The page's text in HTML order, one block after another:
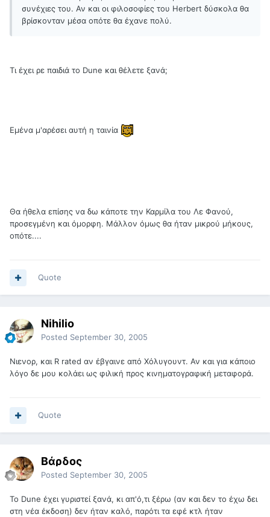
συνέχιες του. Αν και οι φιλοσοφίες του Herbert δύσκολα θα
βρίσκονταν μέσα οπότε θα έχανε πολύ.
Τι έχει ρε παιδιά το Dune και θέλετε ξανά;
Εμένα μ'αρέσει αυτή η ταινία
Θα ήθελα επίσης να δω κάποτε την Καρμίλα του Λε Φανού,
προσεγμένη και όμορφη. Μάλλον όμως θα ήταν μικρού μήκους,
οπότε....
Quote
Nihilio
Posted September 30, 2005
Νιενορ, και R rated αν έβγαινε από Χόλυγουντ. Αν και για κάποιο
λόγο δε μου κολάει ως φιλική προς κινηματογραφική μεταφορά.
Quote
Βάρδος
Posted September 30, 2005
To Dune έχει γυριστεί ξανά, κι απ'ό,τι ξέρω (αν και δεν το έχω δει
στη νέα έκδοση) δεν ήταν καλό, παρότι τα εφέ κτλ ήταν